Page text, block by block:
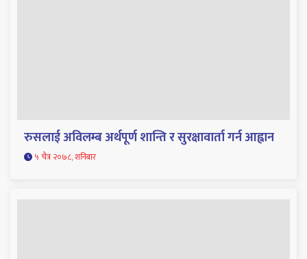
रुसलाई अविलम्ब अर्थपूर्ण शान्ति र सुरक्षावार्ता गर्न आह्वान
५ चैत्र २०७८, शनिबार